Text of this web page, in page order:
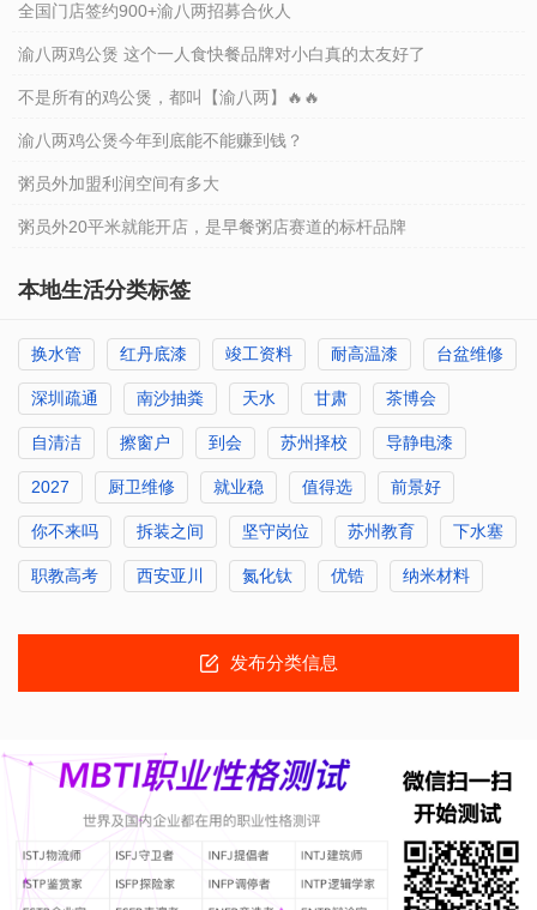
全国门店签约900+渝八两招募合伙人
渝八两鸡公煲 这个一人食快餐品牌对小白真的太友好了
不是所有的鸡公煲，都叫【渝八两】🔥🔥
渝八两鸡公煲今年到底能不能赚到钱？
粥员外加盟利润空间有多大
粥员外20平米就能开店，是早餐粥店赛道的标杆品牌
本地生活分类标签
换水管 红丹底漆 竣工资料 耐高温漆 台盆维修
深圳疏通 南沙抽粪 天水 甘肃 茶博会
自清洁 擦窗户 到会 苏州择校 导静电漆
2027 厨卫维修 就业稳 值得选 前景好
你不来吗 拆装之间 坚守岗位 苏州教育 下水塞
职教高考 西安亚川 氮化钛 优锆 纳米材料
发布分类信息